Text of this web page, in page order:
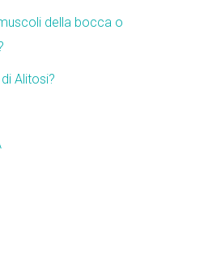
della bocca o
Alitosi?